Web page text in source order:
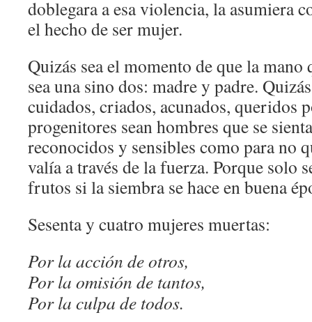
doblegara a esa violencia, la asumiera
el hecho de ser mujer.
Quizás sea el momento de que la mano
sea una sino dos: madre y padre.
cuidados, criados, acunados, queridos
progenitores sean hombres que se
reconocidos y sensibles como para no
valía a través de la fuerza. Porque solo
frutos si la siembra se hace en buena
Sesenta y cuatro mujeres muertas:
Por la acción de otros,
Por la omisión de tantos,
Por la culpa de todos.